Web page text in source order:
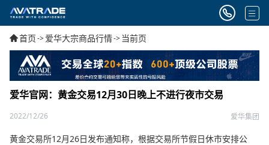
首页->爱华大宗商品行情-> 当前页
爱华官网：黄金交易12月30日晚上不进行夜市交易
2022/12/26 爱华集团
黄金交易所12月26日发布通知称，根据交易所节假日休市安排公